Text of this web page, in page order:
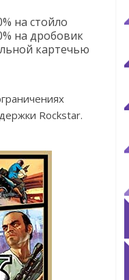
на стойло
на дробовик
картечью
Rockstar.